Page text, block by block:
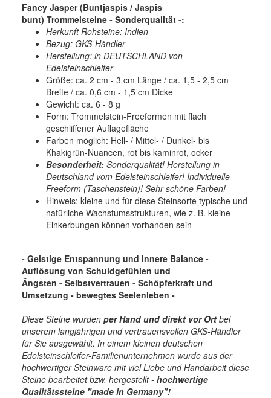
Fancy Jasper (Buntjaspis / Jaspis
bunt) Trommelsteine - Sonderqualität -:
Herkunft Rohsteine: Indien
Bezug: GKS-Händler
Herstellung: in DEUTSCHLAND von
Edelsteinschleifer
Größe: ca. 2 cm - 3 cm Länge / ca. 1,5 - 2,5 cm
Breite / ca. 0,6 cm - 1,5 cm Dicke
Gewicht: ca. 6 - 8 g
Form: Trommelstein-Freeformen mit flach
geschliffener Auflagefläche
Farben möglich: Hell- / Mittel- / Dunkel- bis
Khakigrün-Nuancen, rot bis kaminrot, ocker
Besonderheit: Sonderqualität! Herstellung in
Deutschland vom Edelsteinschleifer! Individuelle
Freeform (Taschenstein)! Sehr schöne Farben!
Hinweis: kleine und für diese Steinsorte typische und
natürliche Wachstumsstrukturen, wie z. B. kleine
Einkerbungen können vorhanden sein
- Geistige Entspannung und innere Balance -
Auflösung von Schuldgefühlen und
Ängsten - Selbstvertrauen - Schöpferkraft und
Umsetzung - bewegtes Seelenleben -
Diese Steine wurden per Hand und direkt vor Ort bei
unserem langjährigen und vertrauensvollen GKS-Händler
für Sie ausgewählt. In einem kleinen deutschen
Edelsteinschleifer-Familienunternehmen wurde aus der
hochwertiger Steinware mit viel Liebe und Handarbeit diese
Steine bearbeitet bzw. hergestellt - hochwertige
Qualitätssteine "made in Germany"!